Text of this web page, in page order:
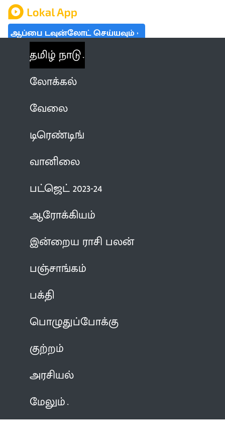
ஆப்பை டவுன்லோட் செய்யவும்
தமிழ் நாடு
லோக்கல்
வேலை
டிரெண்டிங்
வானிலை
பட்ஜெட் 2023-24
ஆரோக்கியம்
இன்றைய ராசி பலன்
பஞ்சாங்கம்
பக்தி
பொழுதுப்போக்கு
குற்றம்
அரசியல்
மேலும்